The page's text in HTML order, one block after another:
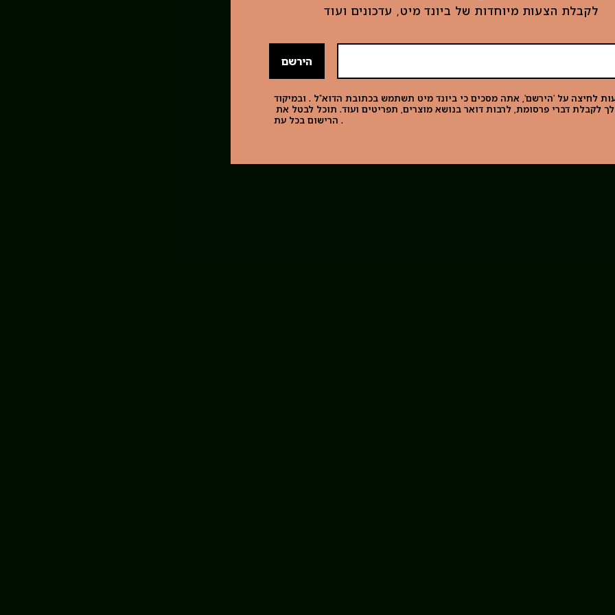
לקבלת הצעות מיוחדות של ביונד מיט, עדכונים ועוד
הירשם
לחיצה על 'הירשם', אתה מסכים כי ביונד מיט תשתמש בכתובת הדוא"ל . ובמיקוד
לקבלת דברי פרסומת, לרבות דואר בנושא מוצרים, תפריטים ועוד. תוכל לבטל את
. הרישום בכל עת